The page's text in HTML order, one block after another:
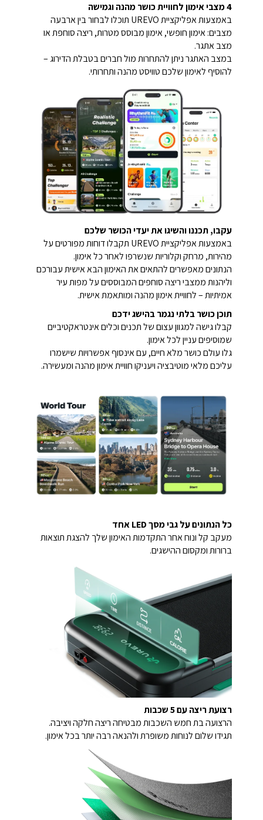
4 מצבי אימון לחוויית כושר מהנה וגמישה
באמצעות אפליקציית UREVO תוכלו לבחור בין ארבעה
מצבים: אימון חופשי, אימון מבוסס מטרות, ריצה סוחפת או
מצב אתגר.
במצב האתגר ניתן להתחרות מול חברים בטבלת הדירוג –
להוסיף לאימון שלכם טוויסט מהנה ותחרותי.
עקבו, תכננו והשיגו את יעדי הכושר שלכם
באמצעות אפליקציית UREVO תקבלו דוחות מפורטים על
מהירות, מרחק וקלוריות שנשרפו לאחר כל אימון.
הנתונים מאפשרים להתאים את האימון הבא אישית עבורכם
וליהנות ממצבי ריצה סוחפים המבוססים על מפות עיר
אמיתיות – לחוויית אימון מהנה ומותאמת אישית.
תוכן כושר בלתי נגמר בהישג ידכם
קבלו גישה למגוון עצום של תכנים וכלים אינטראקטיביים
שמוסיפים עניין לכל אימון.
גלו עולם כושר מלא חיים, עם אינסוף אפשרויות שישמרו
עליכם מלאי מוטיבציה ויעניקו חוויית אימון מהנה ומעשירה.
כל הנתונים על גבי מסך LED אחד
מעקב קל ונוח אחר התקדמות האימון שלך להצגת תוצאות
ברורות ומקסום ההישגים.
רצועת ריצה עם 5 שכבות
הרצועה בת חמש השכבות מבטיחה ריצה חלקה ויציבה.
תגידו שלום לנוחות משופרת ולהנאה רבה יותר בכל אימון.